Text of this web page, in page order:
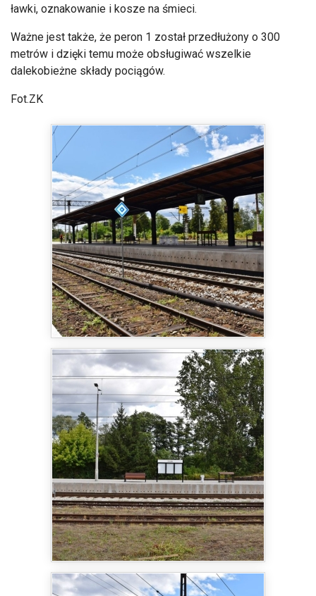
ławki, oznakowanie i kosze na śmieci.
Ważne jest także, że peron 1 został przedłużony o 300
metrów i dzięki temu może obsługiwać wszelkie
dalekobieżne składy pociągów.
Fot.ZK